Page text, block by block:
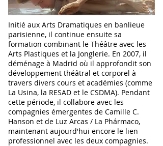
Initié aux Arts Dramatiques en banlieue
parisienne, il continue ensuite sa
formation combinant le Théâtre avec les
Arts Plastiques et la Jonglerie. En 2007, il
déménage à Madrid où il approfondit son
développement théâtral et corporel à
travers divers cours et académies (comme
La Usina, la RESAD et le CSDMA). Pendant
cette période, il collabore avec les
compagnies émergentes de Camille C.
Hanson et de Luz Arcas / La Phármaco,
maintenant aujourd'hui encore le lien
professionnel avec les deux compagnies.